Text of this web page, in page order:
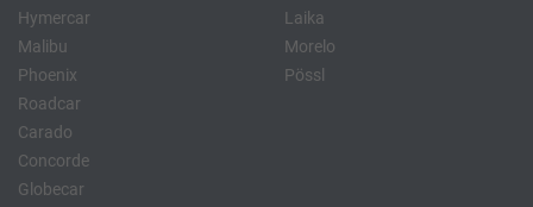
Hymercar
Malibu
Phoenix
Roadcar
Laika
Morelo
Pössl
Carado
Concorde
Globecar